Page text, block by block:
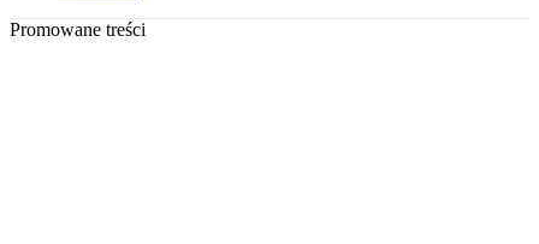
Promowane treści